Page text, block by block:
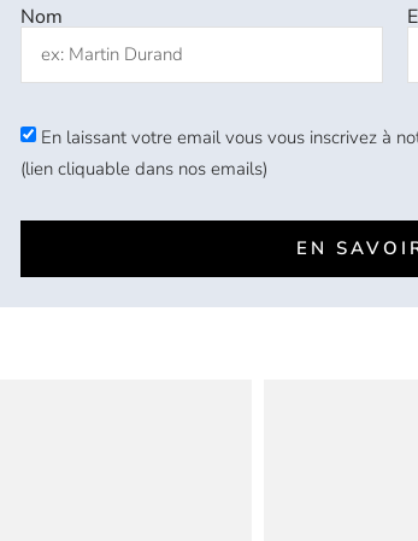
Nom
En laissant votre email vous vous inscrivez à
(lien cliquable dans nos emails)
EN